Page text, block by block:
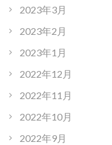
2023年3月
2023年2月
2023年1月
2022年12月
2022年11月
2022年10月
2022年9月